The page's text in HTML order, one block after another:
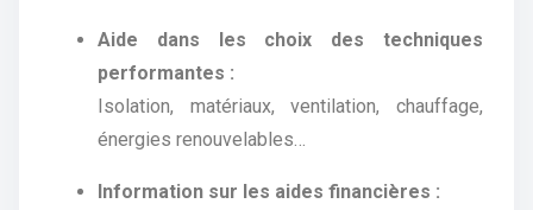
Aide dans les choix des techniques
performantes :
Isolation, matériaux, ventilation, chauffage,
énergies renouvelables…
Information sur les aides financières :